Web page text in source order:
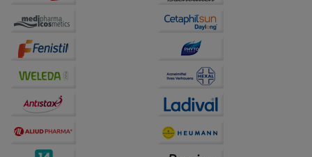
Website weiter für Sie optimieren können, den Inhalt
auf unserer Website aber auch die Werbung auf
Drittseiten möglichst relevant für Sie zu gestalten.
Bitte beachten Sie, dass Daten hierfür teilweise an
Dritte wie z.B. Google oder soziale Medien